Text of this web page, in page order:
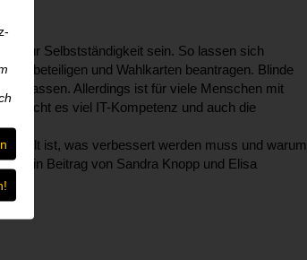
zur Selbstständigkeit sein. So lassen sich
beteiligen und Wahlkarten beantragen. Blinde
lassen. Allerdings ist für viele Menschen mit
es viel IT-Kompetenz und auch die
ist, was verbessert werden muss und warum
Ein Beitrag von Sandra Knopp und Elisa